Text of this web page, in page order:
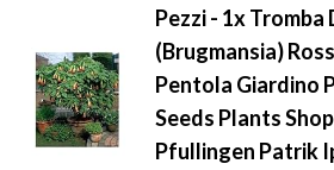
Pezzi - 1x Tromba
(Brugmansia)
Pentola Giardino
Seeds Plants
Pfullingen Patrik